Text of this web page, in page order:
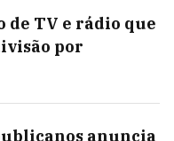
de TV e rádio que
por
anuncia